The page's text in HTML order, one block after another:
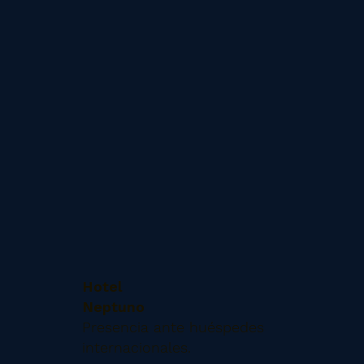
Hotel
Neptuno
Presencia ante huéspedes
internacionales.